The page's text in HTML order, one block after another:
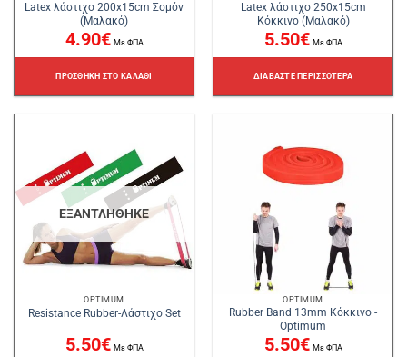
Latex λάστιχο 200x15cm Σομόν
(Μαλακό)
4.90€ Με ΦΠΑ
ΠΡΟΣΘΉΚΗ ΣΤΟ ΚΑΛΆΘΙ
Latex λάστιχο 250x15cm
Κόκκινο (Μαλακό)
5.50€ Με ΦΠΑ
ΔΙΑΒΆΣΤΕ ΠΕΡΙΣΣΌΤΕΡΑ
ΕΞΑΝΤΛΉΘΗΚΕ
OPTIMUM
Resistance Rubber-Λάστιχο Set
5.50€ Με ΦΠΑ
OPTIMUM
Rubber Band 13mm Κόκκινο -
Optimum
5.50€ Με ΦΠΑ